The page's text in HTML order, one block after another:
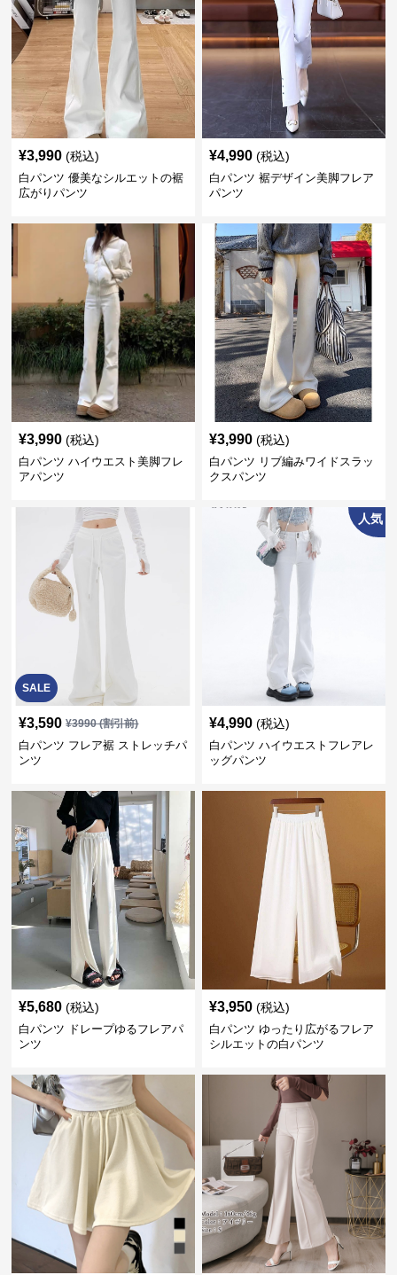
¥3,990 (税込)
白パンツ 優美なシルエットの裾
広がりパンツ
¥4,990 (税込)
白パンツ 裾デザイン美脚フレア
パンツ
¥3,990 (税込)
白パンツ ハイウエスト美脚フレ
アパンツ
¥3,990 (税込)
白パンツ リブ編みワイドスラッ
クスパンツ
SALE
¥3,590 ¥3990(割引前)
白パンツ フレア裾 ストレッチパ
ンツ
人気
¥4,990 (税込)
白パンツ ハイウエストフレアレ
ッグパンツ
¥5,680 (税込)
白パンツ ドレープゆるフレアパ
ンツ
¥3,950 (税込)
白パンツ ゆったり広がるフレア
シルエットの白パンツ